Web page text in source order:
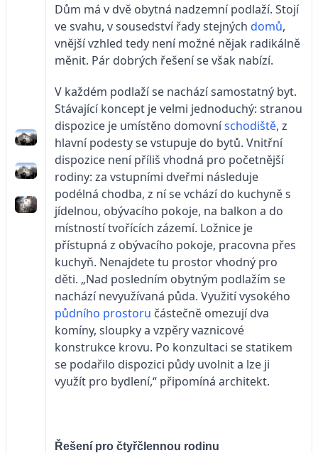
Dům má v dvě obytná nadzemní podlaží. Stojí
ve svahu, v sousedství řady stejných domů,
vnější vzhled tedy není možné nějak radikálně
měnit. Pár dobrých řešení se však nabízí.
V každém podlaží se nachází samostatný byt.
Stávající koncept je velmi jednoduchý: stranou
dispozice je umístěno domovníschodiště, z
hlavní podesty se vstupuje do bytů. Vnitřní
dispozice není příliš vhodná pro početnější
rodiny: za vstupními dveřmi následuje
podélná chodba, z ní se vchází do kuchyně s
jídelnou, obývacího pokoje, na balkon a do
místností tvořících zázemí. Ložnice je
přístupná z obývacího pokoje, pracovna přes
kuchyň. Nenajdete tu prostor vhodný pro
děti. „Nad posledním obytným podlažím se
nachází nevyužívaná půda. Využití vysokého
půdního prostoru částečně omezují dva
komíny, sloupky a vzpěry vaznicové
konstrukce krovu. Po konzultaci se statikem
se podařilo dispozici půdy uvolnit a lze ji
využít pro bydlení,“ připomíná architekt.
Řešení pro čtyřčlennou rodinu